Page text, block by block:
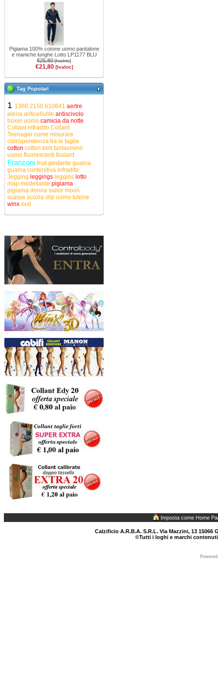
Pigiama 100% cotone uomo pantalone
e maniche lunghe Lotto LP1177 BLU
€25,80[IvaInc]
€21,80 [IvaInc]
Tag Popolari
1 1360 2150 610641 aertre
alena anticellulite antiscivolo
boxer uomo camicia da notte
Collant infradito Collant
Teenager come misurare
corrispondenza tra le taglie
cotton cotton beltfantasmino
uomo fluorescenti foulard
Franzoni fruitgestante guaina
guaina contenitiva infradito
Jegging leggings leggins lotto
map modellante pigiama
pigiama donna sailor moon
scarpe scozia slip uomo tutone
winx xxxl
Imposta come Home
Calzificio A.R.B.A. S.R.L. Via Mazzini, 13 15066
©Tutti i loghi e marchi